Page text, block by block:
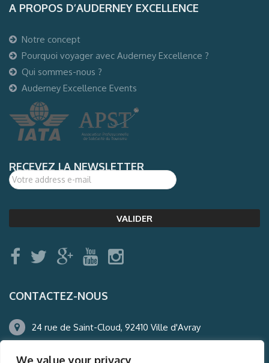
We value your privacy
A PROPOS D’AUDERNEY EXCELLENCE
Notre concept
Pourquoi voyager avec Auderney Excellence ?
Qui sommes-nous ?
Auderney Excellence Events
RECEVEZ LA NEWSLETTER
CONTACTEZ-NOUS
24 rue de Saint-Cloud, 92410 Ville d'Avray